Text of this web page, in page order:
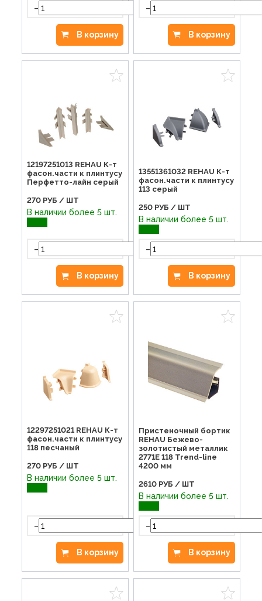
-
В корзину
-
В корзину
12197251013 REHAU К-т
фасон.части к плинтусу
Перфетто-лайн серый
270 РУБ / ШТ
В наличии более 5 шт.
-
В корзину
13551361032 REHAU К-т
фасон.части к плинтусу
113 серый
250 РУБ / ШТ
В наличии более 5 шт.
-
В корзину
12297251021 REHAU К-т
фасон.части к плинтусу
118 песчаный
270 РУБ / ШТ
В наличии более 5 шт.
-
В корзину
Пристеночный бортик
REHAU Бежево-
золотистый металлик
2771Е 118 Trend-line
4200 мм
2610 РУБ / ШТ
В наличии более 5 шт.
-
В корзину